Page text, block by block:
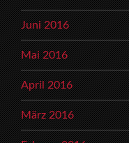
Juni 2016
Mai 2016
April 2016
März 2016